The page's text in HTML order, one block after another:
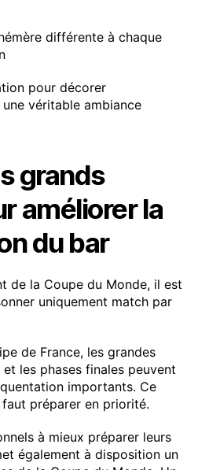
différente à chaque
pour décorer
véritable ambiance
grands
améliorer la
du bar
de la Coupe du Monde, il est
uniquement match par
de France, les grandes
les phases finales peuvent
importants. Ce
préparer en priorité.
à mieux préparer leurs
également à disposition un